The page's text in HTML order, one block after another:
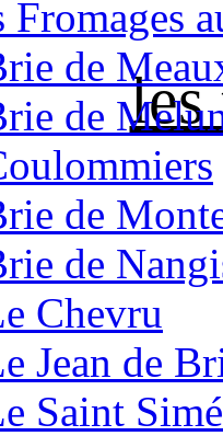
les
Fromages
de
de
de
de
Chevru
Jean de
Saint